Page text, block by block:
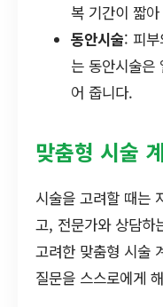
복 기간이 짧
동안시술: 피
는 동안시술은
어 줍니다.
맞춤형 시술
시술을 고려할 때는
고, 전문가와 상담하
고려한 맞춤형 시술
질문을 스스로에게